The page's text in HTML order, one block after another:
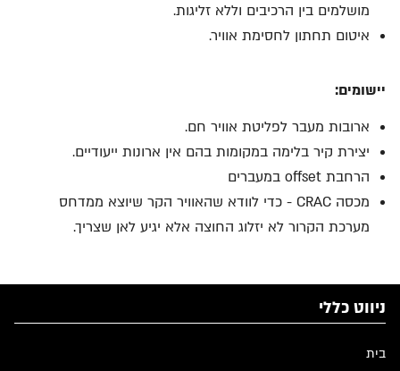
מושלמים בין הרכיבים וללא זליגות.
איטום תחתון לחסימת אוויר.
יישומים:
ארובות מעבר לפליטת אוויר חם.
יצירת קיר בלימה במקומות בהם אין ארונות ייעודיים.
הרחבת offset במעברים
מכסה CRAC - כדי לוודא שהאוויר הקר שיוצא ממדחס
מערכת הקרור לא יזלוג החוצה אלא יגיע לאן שצריך.
ניווט כללי
בית